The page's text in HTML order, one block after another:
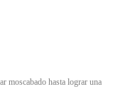
moscabado hasta lograr una